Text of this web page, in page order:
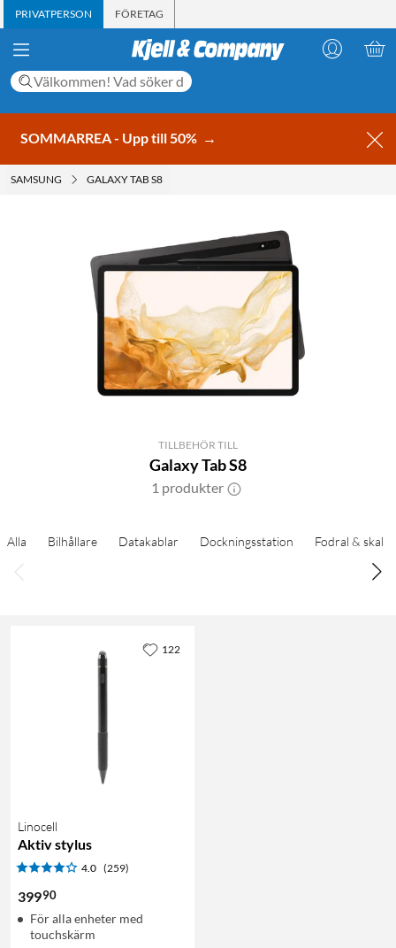
PRIVATPERSON FÖRETAG
SOMMARREA - Upp till 50% →
SAMSUNG GALAXY TAB S8
TILLBEHÖR TILL
Galaxy Tab S8
1 produkter
Alla Bilhållare Datakablar Dockningsstation Fodral & skal
Linocell
Aktiv stylus
4.0 (259)
39990
För alla enheter med
touchskärm
122